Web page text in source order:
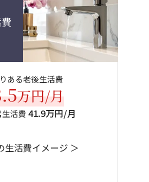
ある老後生活費
万円/月
活費 41.9万円/月
生活費イメージ ＞